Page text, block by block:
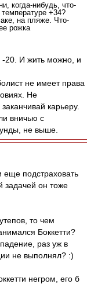
когда-нибудь, что-
+34?
на пляже. Что-
рожка
-20. И жить можно, и
не имеет права
Не
карьеру.
вничью с
не выше.
еще подстраховать
задачей он тоже
то чем
Боккетти?
раз уж в
не выполнял? :)
негром, его б